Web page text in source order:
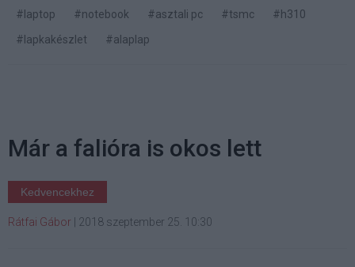
#laptop
#notebook #asztali pc #tsmc
#h310
#lapkakészlet
#alaplap
Már a falióra is okos lett
Kedvencekhez
Rátfai Gábor 2018 szeptember 25. 10:30